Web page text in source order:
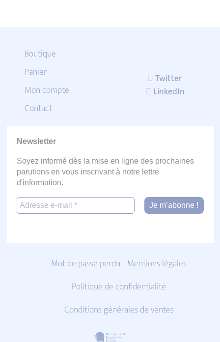
Boutique
Panier
Mon compte
Contact
Twitter
LinkedIn
Newsletter
Soyez informé dès la mise en ligne des prochaines
parutions en vous inscrivant à notre lettre
d'information.
Mot de passe perdu Mentions légales
Politique de confidentialité
Conditions générales de ventes